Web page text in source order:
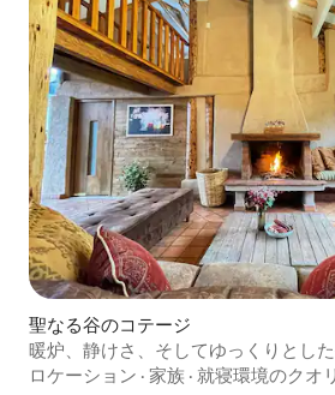
聖なる谷のコテージ
暖炉、静けさ、そしてゆっくりとし
間。
ロケーション · 家族 · 就寝環境のクオ